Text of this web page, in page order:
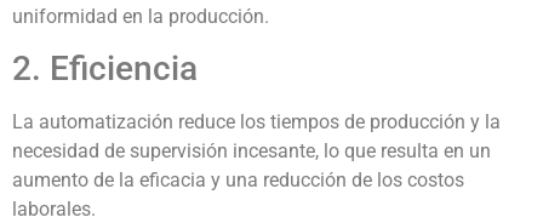
uniformidad en la producción.
2. Eficiencia
La automatización reduce los tiempos de producción y la
necesidad de supervisión incesante, lo que resulta en un
aumento de la eficacia y una reducción de los costos
laborales.